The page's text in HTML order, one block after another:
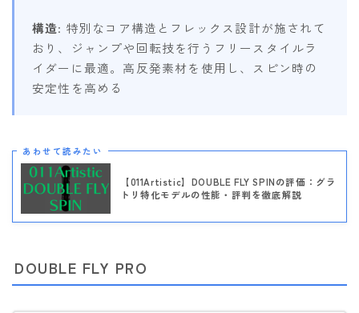
構造: 特別なコア構造とフレックス設計が施されて
おり、ジャンプや回転技を行うフリースタイルラ
イダーに最適。高反発素材を使用し、スピン時の
安定性を高める
あわせて読みたい
【011Artistic】DOUBLE FLY SPINの評価：グラ
トリ特化モデルの性能・評判を徹底解説
DOUBLE FLY PRO